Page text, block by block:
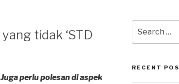
tidak ‘STD
perlu polesan di aspek
for:
RECENT